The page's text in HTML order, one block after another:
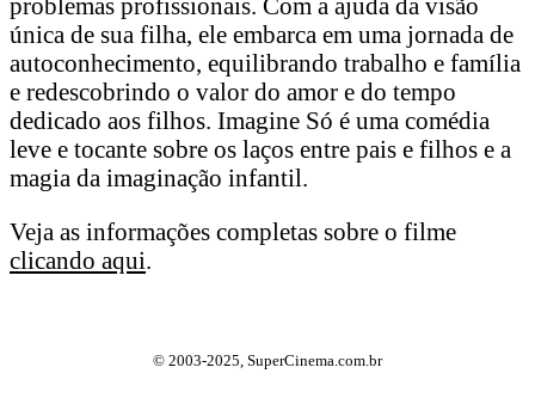
problemas profissionais. Com a ajuda da visão
única de sua filha, ele embarca em uma jornada de
autoconhecimento, equilibrando trabalho e família
e redescobrindo o valor do amor e do tempo
dedicado aos filhos. Imagine Só é uma comédia
leve e tocante sobre os laços entre pais e filhos e a
magia da imaginação infantil.
Veja as informações completas sobre o filme
clicando aqui.
© 2003-2025, SuperCinema.com.br